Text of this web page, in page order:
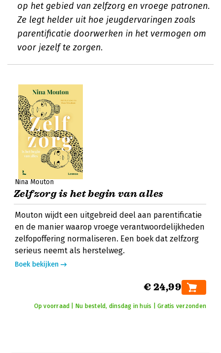
op het gebied van zelfzorg en vroege patronen.
Ze legt helder uit hoe jeugdervaringen zoals
parentificatie doorwerken in het vermogen om
voor jezelf te zorgen.
Nina Mouton
Zelfzorg is het begin van alles
Mouton wijdt een uitgebreid deel aan parentificatie
en de manier waarop vroege verantwoordelijkheden
zelfopoffering normaliseren. Een boek dat zelfzorg
serieus neemt als herstelweg.
Boek bekijken
€ 24,99
Op voorraad | Nu besteld, dinsdag in huis | Gratis verzonden